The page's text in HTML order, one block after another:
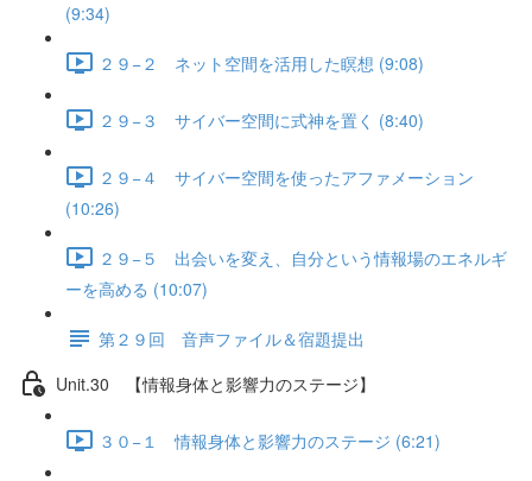
(9:34)
２９−２ ネット空間を活用した瞑想 (9:08)
２９−３ サイバー空間に式神を置く (8:40)
２９−４ サイバー空間を使ったアファメーション
(10:26)
２９−５ 出会いを変え、自分という情報場のエネルギ
ーを高める (10:07)
第２９回 音声ファイル＆宿題提出
Unit.30 【情報身体と影響力のステージ】
３０−１ 情報身体と影響力のステージ (6:21)